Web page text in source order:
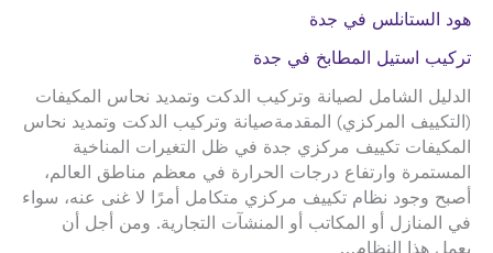
هود الستانلس في جدة
تركيب استيل المطابخ في جدة
الدليل الشامل لصيانة وتركيب الدكت وتمديد نحاس المكيفات
(التكييف المركزي) المقدمةصيانة وتركيب الدكت وتمديد نحاس
المكيفات تكييف مركزي جدة في ظل التغيرات المناخية
المستمرة وارتفاع درجات الحرارة في معظم مناطق العالم،
أصبح وجود نظام تكييف مركزي متكامل أمرًا لا غنى عنه، سواء
في المنازل أو المكاتب أو المنشآت التجارية. ومن أجل أن
يعمل هذا النظام…